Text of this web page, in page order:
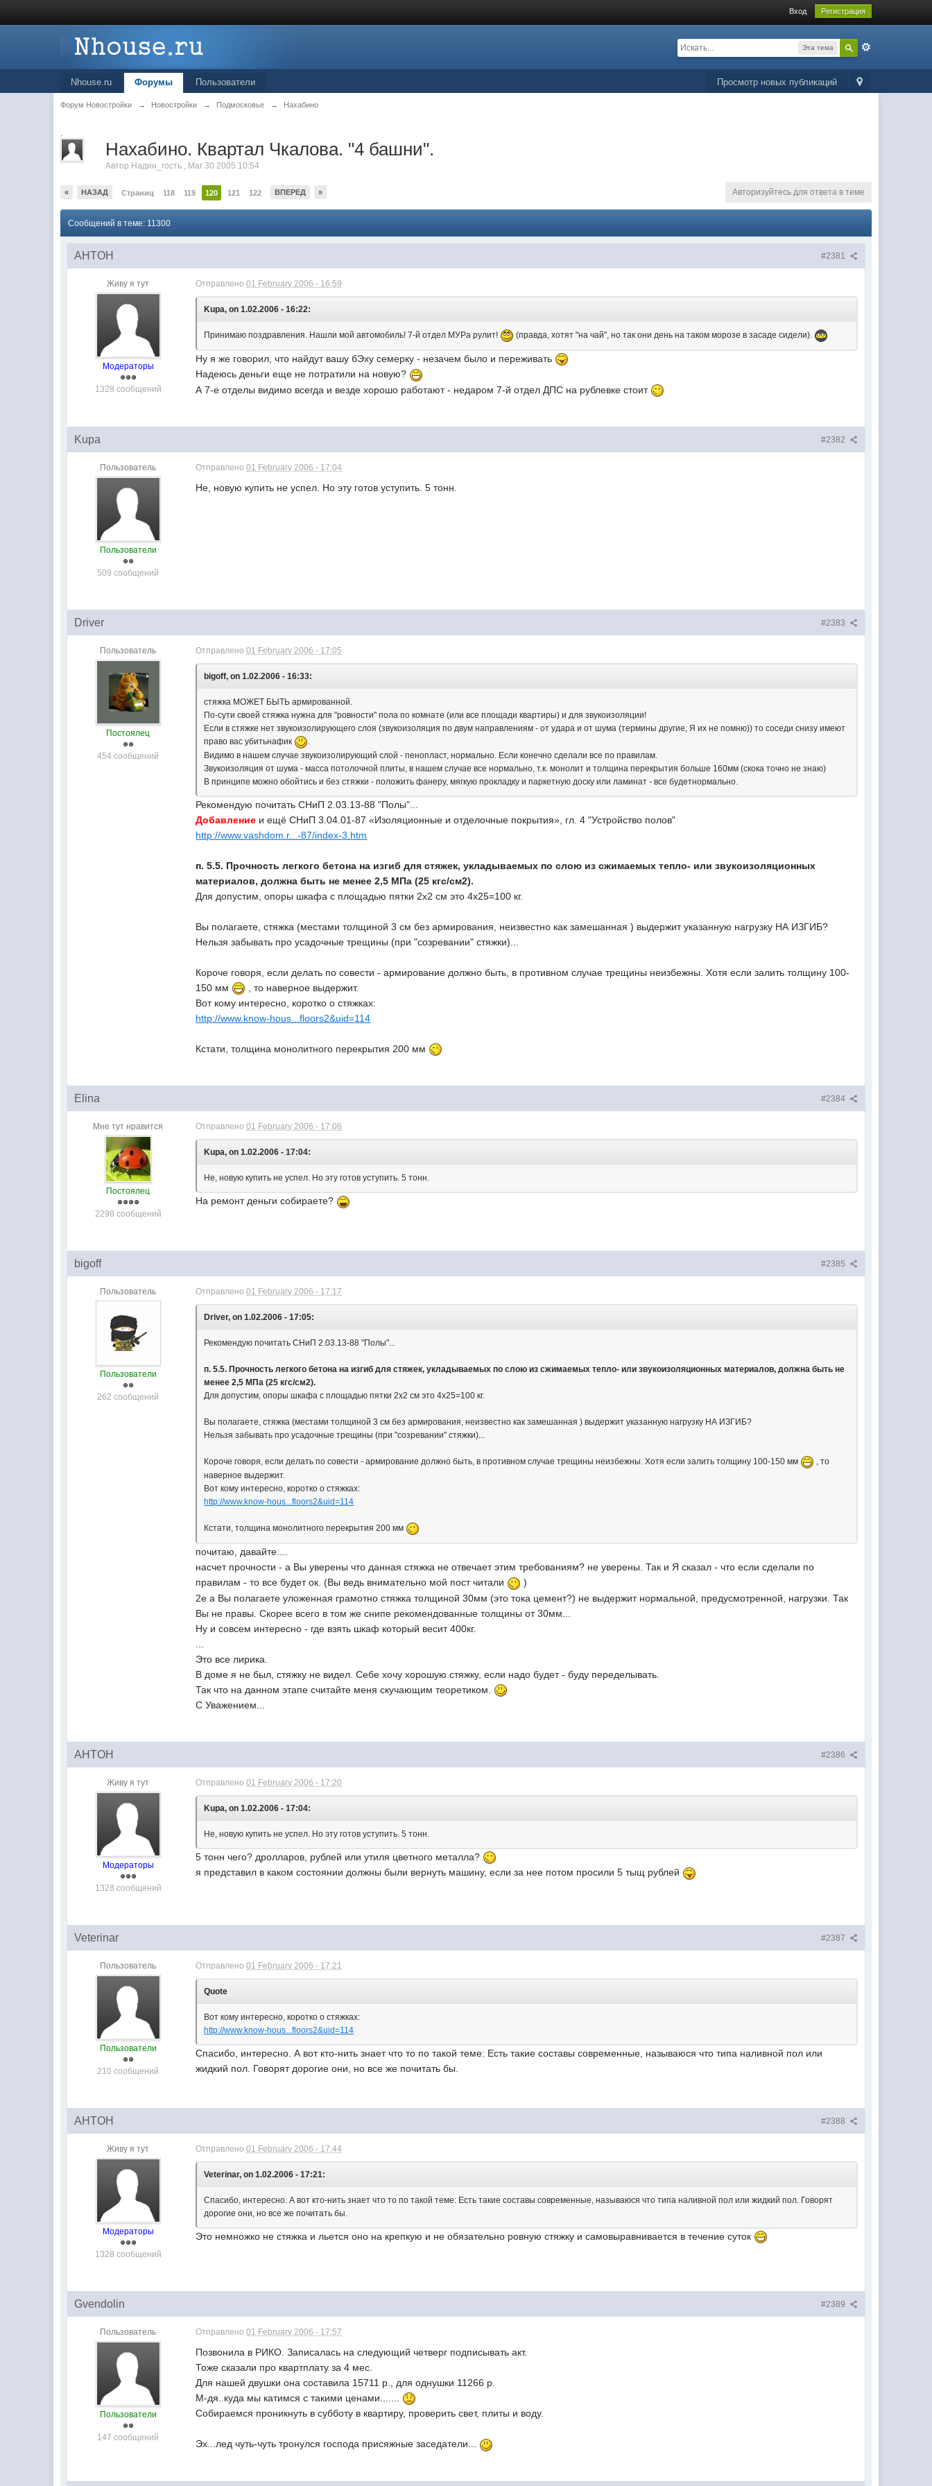
Вход Регистрация
Эта тема
Просмотр новых публикаций
Nhouse.ru Форумы Пользователи
Форум Новостройки → Новостройки → Подмосковье → Нахабино
.
Нахабино. Квартал Чкалова. "4 башни".
Автор Надин_гость , Mar 30 2005 10:54
« НАЗАД Страниц 118 119 120 121 122 ВПЕРЕД » Авторизуйтесь для ответа в теме
Сообщений в теме: 11300
#2381
AHTOH
Живу я тут
Модераторы
1328 сообщений
Отправлено01 February 2006 - 16:59
Kupa, on 1.02.2006 - 16:22:
Принимаю поздравления. Нашли мой автомобиль! 7-й отдел МУРа рулит! (правда, хотят "на чай", но так они день на таком морозе в засаде сидели).
Ну я же говорил, что найдут вашу бЭху семерку - незачем было и переживать
Надеюсь деньги еще не потратили на новую?
А 7-е отделы видимо всегда и везде хорошо работают - недаром 7-й отдел ДПС на рублевке стоит
#2382
Kupa
Пользователь
Пользователи
509 сообщений
Отправлено01 February 2006 - 17:04
Не, новую купить не успел. Но эту готов уступить. 5 тонн.
#2383
Driver
Пользователь
Постоялец
454 сообщений
Отправлено01 February 2006 - 17:05
bigoff, on 1.02.2006 - 16:33:
стяжка МОЖЕТ БЫТЬ армированной.
По-сути своей стяжка нужна для "ровности" пола по комнате (или все площади квартиры) и для звукоизоляции!
Если в стяжке нет звукоизолирующего слоя (звукоизоляция по двум направлениям - от удара и от шума (термины другие, Я их не помню)) то соседи снизу имеют
право вас убитьнафик
.
Видимо в нашем случае звукоизолирующий слой - пенопласт, нормально. Если конечно сделали все по правилам.
Звукоизоляция от шума - масса потолочной плиты, в нашем случае все нормально, т.к. монолит и толщина перекрытия больше 160мм (скока точно не знаю)
В принципе можно обойтись и без стяжки - положить фанеру, мягкую прокладку и паркетную доску или ламинат - все будетнормально.
Рекомендую почитать СНиП 2.03.13-88 "Полы"...
Добавление и ещё СНиП 3.04.01-87 «Изоляционные и отделочные покрытия», гл. 4 "Устройство полов"
http://www.vashdom.r...-87/index-3.htm
п. 5.5. Прочность легкого бетона на изгиб для стяжек, укладываемых по слою из сжимаемых тепло- или звукоизоляционных
материалов, должна быть не менее 2,5 МПа (25 кгс/см2).
Для допустим, опоры шкафа с площадью пятки 2х2 см это 4х25=100 кг.
Вы полагаете, стяжка (местами толщиной 3 см без армирования, неизвестно как замешанная ) выдержит указанную нагрузку НА ИЗГИБ?
Нельзя забывать про усадочные трещины (при "созревании" стяжки)...
Короче говоря, если делать по совести - армирование должно быть, в противном случае трещины неизбежны. Хотя если залить толщину 100-
150 мм
, то наверное выдержит.
Вот кому интересно, коротко о стяжках:
http://www.know-hous...floors2&uid=114
Кстати, толщина монолитного перекрытия 200 мм
#2384
Elina
Мне тут нравится
Постоялец
2298 сообщений
Отправлено01 February 2006 - 17:06
Kupa, on 1.02.2006 - 17:04:
Не, новую купить не успел. Но эту готов уступить. 5 тонн.
На ремонт деньги собираете?
#2385
bigoff
Пользователь
Пользователи
262 сообщений
Отправлено01 February 2006 - 17:17
Driver, on 1.02.2006 - 17:05:
Рекомендую почитать СНиП 2.03.13-88 "Полы"...
п. 5.5. Прочность легкого бетона на изгиб для стяжек, укладываемых по слою из сжимаемых тепло- или звукоизоляционных материалов, должна быть не
менее 2,5 МПа (25 кгс/см2).
Для допустим, опоры шкафа с площадью пятки 2х2 см это 4х25=100 кг.
Вы полагаете, стяжка (местами толщиной 3 см без армирования, неизвестно как замешанная ) выдержит указанную нагрузку НА ИЗГИБ?
Нельзя забывать про усадочные трещины (при "созревании" стяжки)...
Короче говоря, если делать по совести - армирование должно быть, в противном случае трещины неизбежны. Хотя если залить толщину 100-150 мм
, то
наверное выдержит.
Вот кому интересно, коротко о стяжках:
http://www.know-hous...floors2&uid=114
Кстати, толщина монолитного перекрытия 200 мм
почитаю, давайте....
насчет прочности - а Вы уверены что данная стяжка не отвечает этим требованиям? не уверены. Так и Я сказал - что если сделали по
правилам - то все будет ок. (Вы ведь внимательно мой пост читали
)
2е а Вы полагаете уложенная грамотно стяжка толщиной 30мм (это тока цемент?) не выдержит нормальной, предусмотренной, нагрузки. Так
Вы не правы. Скорее всего в том же снипе рекомендованные толщины от 30мм...
Ну и совсем интересно - где взять шкаф который весит 400кг.
Это все лирика.
В доме я не был, стяжку не видел. Себе хочу хорошую стяжку, если надо будет - буду переделывать.
Так что на данном этапе считайте меня скучающим теоретиком.
С Уважением...
#2386
AHTOH
Живу я тут
Модераторы
1328 сообщений
Отправлено01 February 2006 - 17:20
Kupa, on 1.02.2006 - 17:04:
Не, новую купить не успел. Но эту готов уступить. 5 тонн.
5 тонн чего? дролларов, рублей или утиля цветного металла?
я представил в каком состоянии должны были вернуть машину, если за нее потом просили 5 тыщ рублей
#2387
Veterinar
Пользователь
Пользователи
210 сообщений
Отправлено01 February 2006 - 17:21
Quote
Вот кому интересно, коротко о стяжках:
http://www.know-hous...floors2&uid=114
Спасибо, интересно. А вот кто-нить знает что то по такой теме: Есть такие составы современные, называюся что типа наливной пол или
жидкий пол. Говорят дорогие они, но все же почитать бы.
#2388
AHTOH
Живу я тут
Модераторы
1328 сообщений
Отправлено01 February 2006 - 17:44
Veterinar, on 1.02.2006 - 17:21:
Спасибо, интересно. А вот кто-нить знает что то по такой теме: Есть такие составы современные, называюся что типа наливной пол или жидкий пол. Говорят
дорогие они, но все же почитать бы.
Это немножко не стяжка и льется оно на крепкую и не обязательно ровную стяжку и самовыравнивается в течение суток
#2389
Gvendolin
Пользователь
Пользователи
147 сообщений
Отправлено01 February 2006 - 17:57
Позвонила в РИКО. Записалась на следующий четверг подписывать акт.
Тоже сказали про квартплату за 4 мес.
Для нашей двушки она составила 15711 р., для однушки 11266 р.
М-дя..куда мы катимся с такими ценами.......
Собираемся проникнуть в субботу в квартиру, проверить свет, плиты и воду.
Эх...лед чуть-чуть тронулся господа присяжные заседатели...